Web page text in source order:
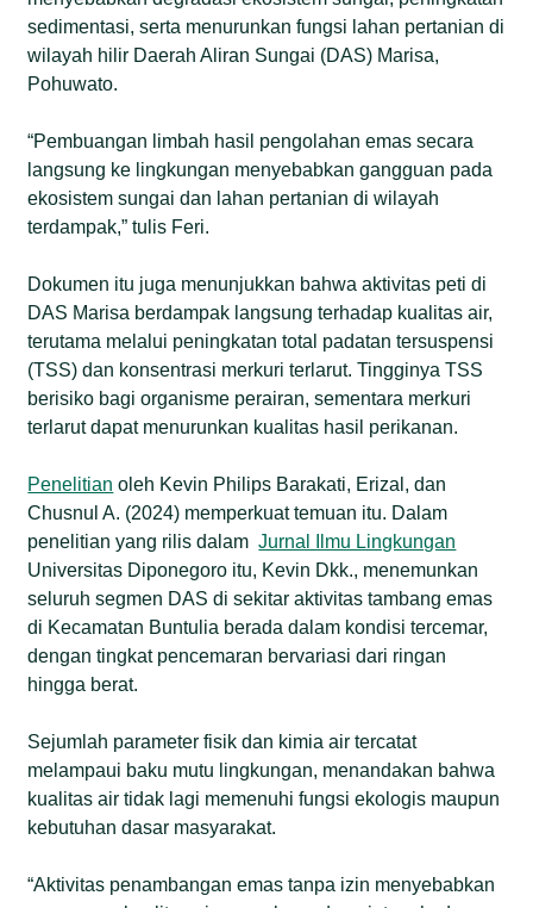
sedimentasi, serta menurunkan fungsi lahan pertanian di
wilayah hilir Daerah Aliran Sungai (DAS) Marisa,
Pohuwato.
“Pembuangan limbah hasil pengolahan emas secara
langsung ke lingkungan menyebabkan gangguan pada
ekosistem sungai dan lahan pertanian di wilayah
terdampak,” tulis Feri.
Dokumen itu juga menunjukkan bahwa aktivitas peti di
DAS Marisa berdampak langsung terhadap kualitas air,
terutama melalui peningkatan total padatan tersuspensi
(TSS) dan konsentrasi merkuri terlarut. Tingginya TSS
berisiko bagi organisme perairan, sementara merkuri
terlarut dapat menurunkan kualitas hasil perikanan.
Penelitian oleh Kevin Philips Barakati, Erizal, dan
Chusnul A. (2024) memperkuat temuan itu. Dalam
penelitian yang rilis dalamJurnal Ilmu Lingkungan
Universitas Diponegoro itu, Kevin Dkk., menemunkan
seluruh segmen DAS di sekitar aktivitas tambang emas
di Kecamatan Buntulia berada dalam kondisi tercemar,
dengan tingkat pencemaran bervariasi dari ringan
hingga berat.
Sejumlah parameter fisik dan kimia air tercatat
melampaui baku mutu lingkungan, menandakan bahwa
kualitas air tidak lagi memenuhi fungsi ekologis maupun
kebutuhan dasar masyarakat.
“Aktivitas penambangan emas tanpa izin menyebabkan